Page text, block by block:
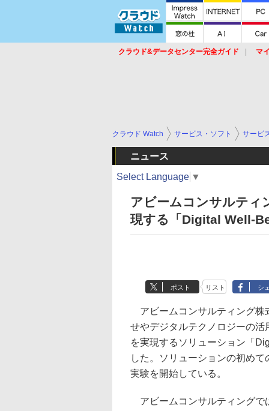
クラウド&データセンター完全ガイド マ
クラウド Watch サービス・ソフト サービ
ニュース
Select Language ▼
アビームコンサルティ
現する「Digital Well-
ポスト リスト シ
アビームコンサルティング株
せやデジタルテクノロジーの
を実現するソリューション「
した。ソリューションの初め
実験を開始している。
アビームコンサルティングで